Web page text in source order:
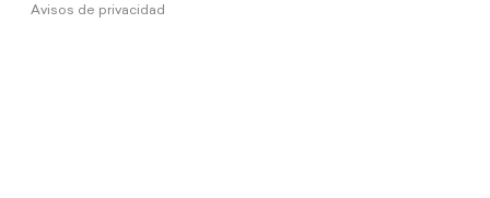
Avisos de privacidad